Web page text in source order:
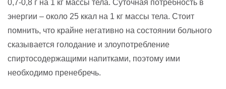
0,7-0,8 г на 1 кг массы тела. Суточная потребность в
энергии – около 25 ккал на 1 кг массы тела. Стоит
помнить, что крайне негативно на состоянии больного
сказывается голодание и злоупотребление
спиртосодержащими напитками, поэтому ими
необходимо пренебречь.